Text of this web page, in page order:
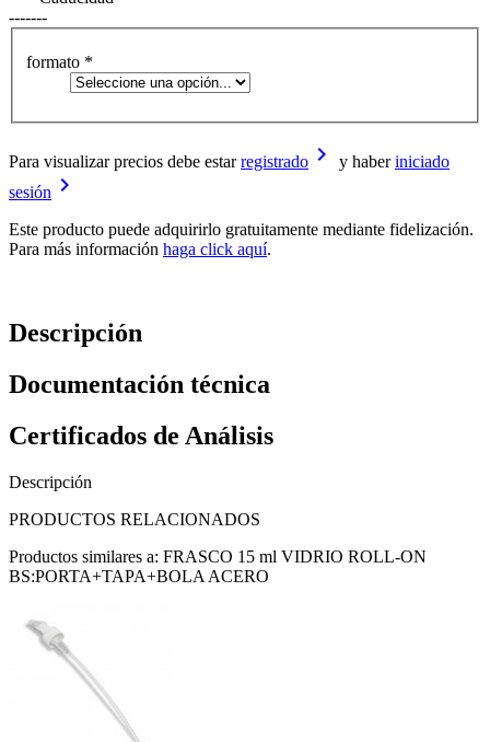
-------
formato *
Para visualizar precios debe estarregistrado keyboard_arrow_right y haberiniciado
sesión keyboard_arrow_right
Este producto puede adquirirlo gratuitamente mediante fidelización.
Para más información haga click aquí.
Descripción
Documentación técnica
Certificados de Análisis
Descripción
PRODUCTOS RELACIONADOS
Productos similares a: FRASCO 15 ml VIDRIO ROLL-ON
BS:PORTA+TAPA+BOLA ACERO